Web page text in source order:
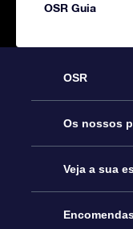
OSR Guia
OSR
Serviço
Contactos
O Blog
Os nossos
Prenda Star
Pacote
Veja a sua
Registo de